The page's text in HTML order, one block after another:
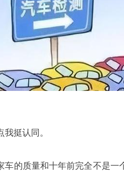
我挺认同。
车的质量和十年前完全不是